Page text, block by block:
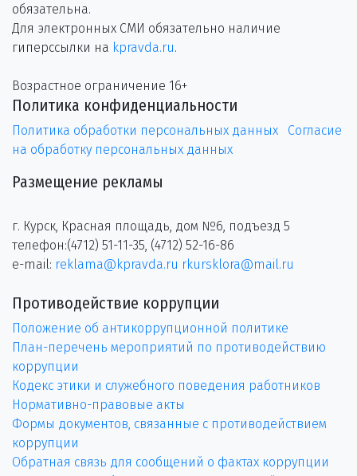
обязательна.
Для электронных СМИ обязательно наличие
гиперссылки на kpravda.ru.
Возрастное ограничение 16+
Политика конфиденциальности
Политика обработки персональных данных
Согласие
на обработку персональных данных
Размещение рекламы
г. Курск, Красная площадь, дом №6, подъезд 5
телефон:(4712) 51-11-35, (4712) 52-16-86
e-mail: reklama@kpravda.ru rkursklora@mail.ru
Противодействие коррупции
Положение об антикоррупционной политике
План-перечень мероприятий по противодействию
коррупции
Кодекс этики и служебного поведения работников
Нормативно-правовые акты
Формы документов, связанные с противодействием
коррупции
Обратная связь для сообщений о фактах коррупции